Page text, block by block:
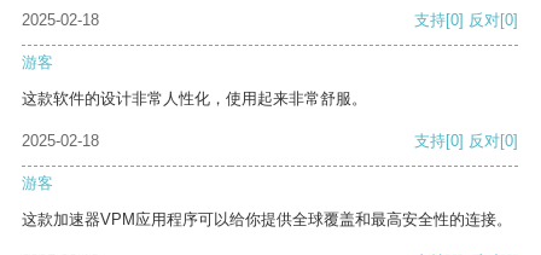
2025-02-18
支持[0] 反对[0]
游客
这款软件的设计非常人性化，使用起来非常舒服。
2025-02-18 支持[0] 反对[0]
游客
这款加速器VPM应用程序可以给你提供全球覆盖和最高安全性的连接。